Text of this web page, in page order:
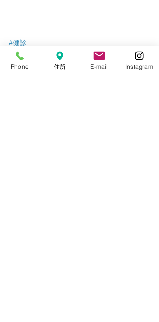
#健診
（2021/12/7　一部改訂）
Phone 住所 E-mail Instagram